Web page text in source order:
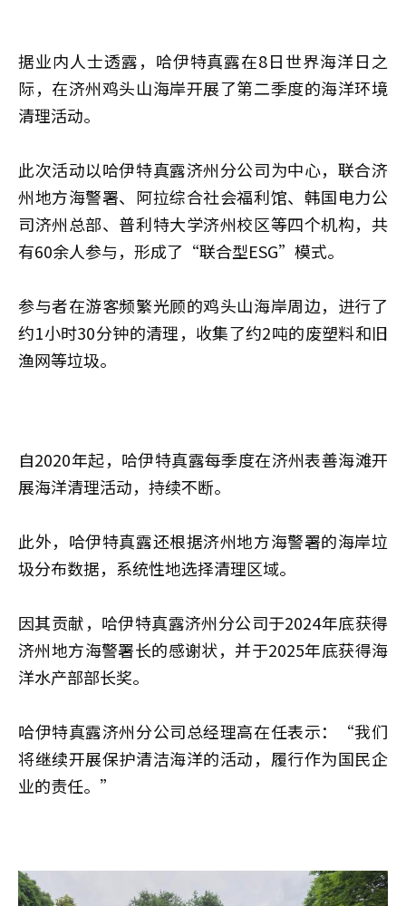
据业内人士透露，哈伊特真露在8日世界海洋日之
际，在济州鸡头山海岸开展了第二季度的海洋环境
清理活动。
此次活动以哈伊特真露济州分公司为中心，联合济
州地方海警署、阿拉综合社会福利馆、韩国电力公
司济州总部、普利特大学济州校区等四个机构，共
有60余人参与，形成了“联合型ESG”模式。
参与者在游客频繁光顾的鸡头山海岸周边，进行了
约1小时30分钟的清理，收集了约2吨的废塑料和旧
渔网等垃圾。
自2020年起，哈伊特真露每季度在济州表善海滩开
展海洋清理活动，持续不断。
此外，哈伊特真露还根据济州地方海警署的海岸垃
圾分布数据，系统性地选择清理区域。
因其贡献，哈伊特真露济州分公司于2024年底获得
济州地方海警署长的感谢状，并于2025年底获得海
洋水产部部长奖。
哈伊特真露济州分公司总经理高在任表示：“我们
将继续开展保护清洁海洋的活动，履行作为国民企
业的责任。”